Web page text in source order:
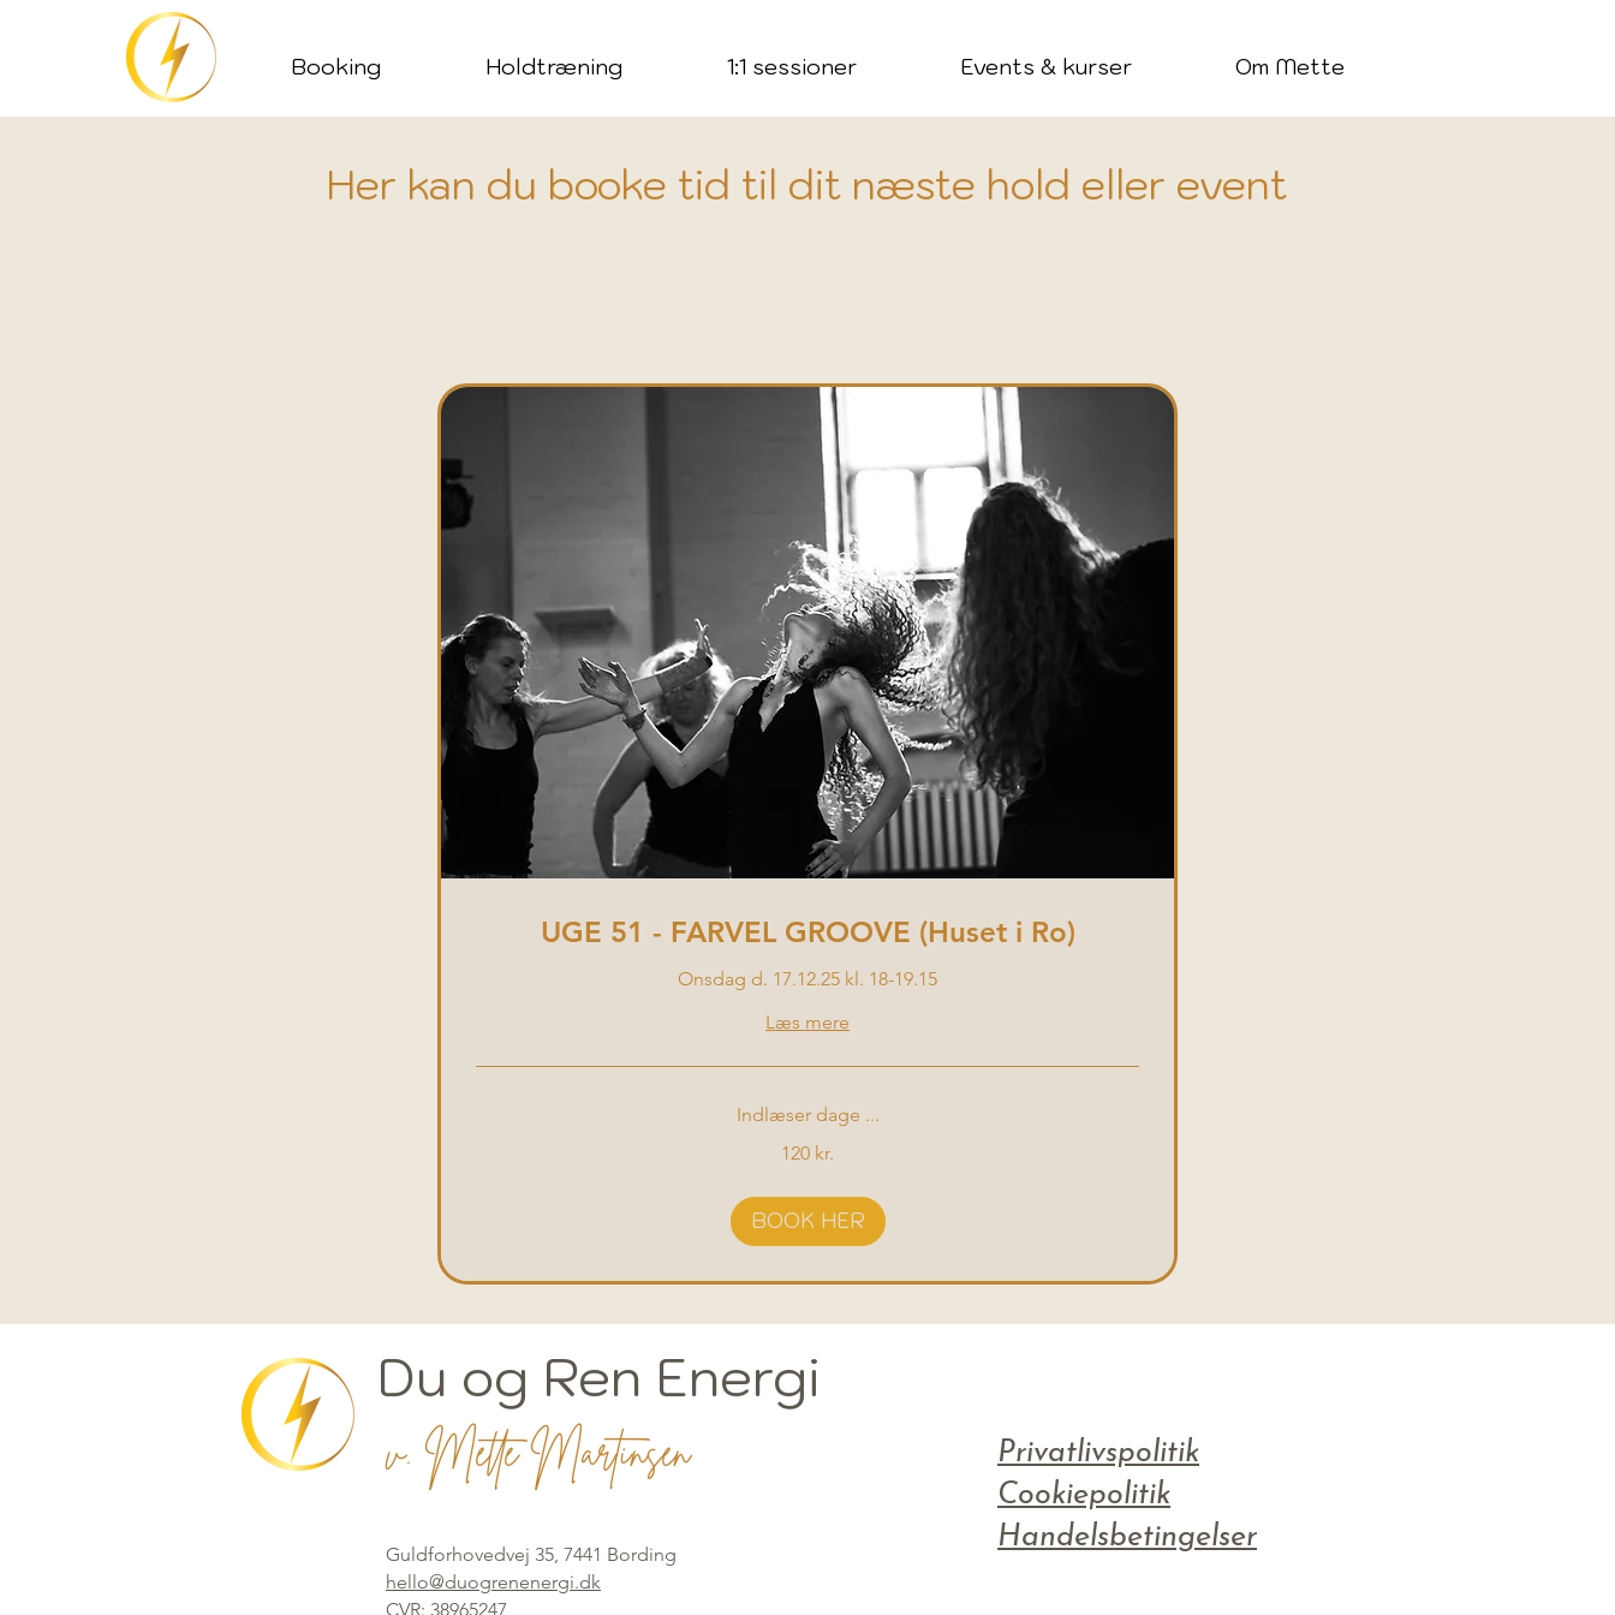
Booking Holdtræning 1:1 sessioner Events & kurser Om Mette
Her kan du booke tid til dit næste hold eller event
UGE 51 - FARVEL GROOVE (Huset i Ro)
Onsdag d. 17.12.25 kl. 18-19.15
Læs mere
Indlæser dage ...
120 kr.
BOOK HER
Du og Ren Energi
v. Mette Martinsen
Guldforhovedvej 35, 7441 Bording
hello@duogrenenergi.dk
CVR: 38965247
Privatlivspolitik
Cookiepolitik
Handelsbetingelser